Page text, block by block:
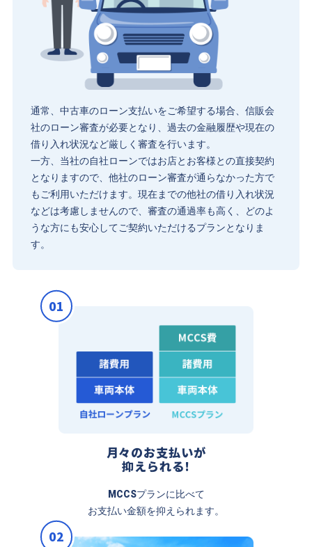
通常、中古車のローン支払いをご希望する場合、信販会
社のローン審査が必要となり、過去の金融履歴や現在の
借り入れ状況など厳しく審査を行います。
一方、当社の自社ローンではお店とお客様との直接契約
となりますので、他社のローン審査が通らなかった方で
もご利用いただけます。現在までの他社の借り入れ状況
などは考慮しませんので、審査の通過率も高く、どのよ
うな方にも安心してご契約いただけるプランとなりま
す。
01
月々のお支払いが
抑えられる!
MCCSプランに比べて
お支払い金額を抑えられます。
02